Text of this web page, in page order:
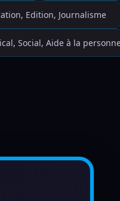
Edition, Journalisme
Social, Aide à la